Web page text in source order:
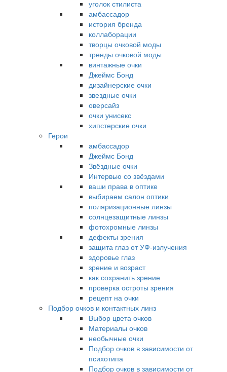
уголок стилиста
амбассадор
история бренда
коллаборации
творцы очковой моды
тренды очковой моды
винтажные очки
Джеймс Бонд
дизайнерские очки
звездные очки
оверсайз
очки унисекс
хипстерские очки
Герои
амбассадор
Джеймс Бонд
Звёздные очки
Интервью со звёздами
ваши права в оптике
выбираем салон оптики
поляризационные линзы
солнцезащитные линзы
фотохромные линзы
дефекты зрения
защита глаз от УФ-излучения
здоровье глаз
зрение и возраст
как сохранить зрение
проверка остроты зрения
рецепт на очки
Подбор очков и контактных линз
Выбор цвета очков
Материалы очков
необычные очки
Подбор очков в зависимости от
психотипа
Подбор очков в зависимости от